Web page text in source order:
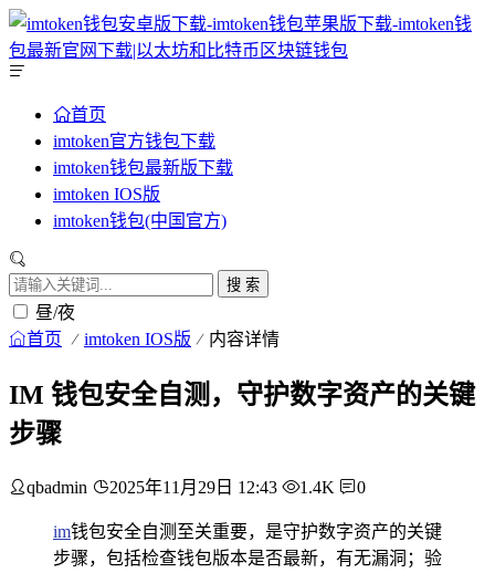
首页
imtoken官方钱包下载
imtoken钱包最新版下载
imtoken IOS版
imtoken钱包(中国官方)
搜 索
昼/夜
首页 imtoken IOS版 内容详情
IM 钱包安全自测，守护数字资产的关键
步骤
qbadmin 2025年11月29日 12:43 1.4K 0
im钱包安全自测至关重要，是守护数字资产的关键
步骤，包括检查钱包版本是否最新，有无漏洞；验